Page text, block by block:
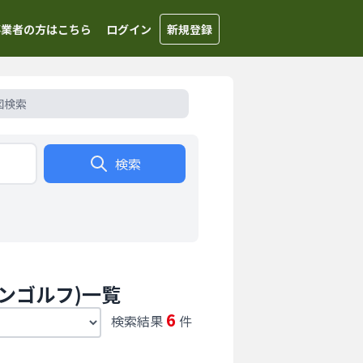
者の方はこちら ログイン 新規登録
検索
検索
ゴルフ)一覧
検索結果 6 件